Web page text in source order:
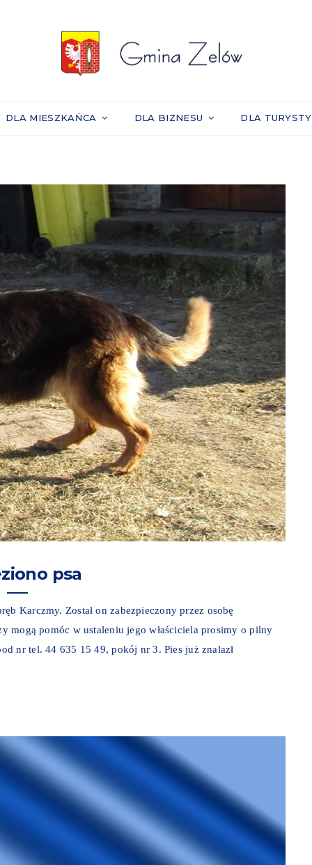
DLA MIESZKAŃCA DLA BIZNESU DLA TURYSTY
psa
Karczmy. Został on zabezpieczony przez osobę
mogą pomóc w ustaleniu jego właściciela prosimy o pilny
nr tel. 44 635 15 49, pokój nr 3. Pies już znalazł